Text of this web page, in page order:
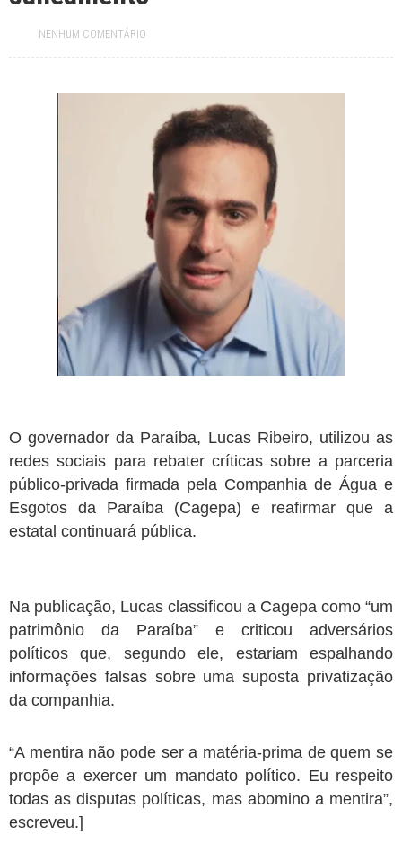
Paraíba tem mais de 320 vagas abertas em concursos públicos;
oportunidades incluem Mãe d’Água, Conceição e Assunção
Pedra da Boca vira passarela para desfile de moda autoral na Paraíba
Reis e Rainhas do forró serão homenageados no São Pedro de Caiçara
ExpoSerra Araruna 2026 acontecerá de 10 a 12 de julho
Educação de Araruna alcança avanço histórico no IDEB 2025 e reafirma
compromisso com a qualidade do ensino
NENHUM COMENTÁRIO
O governador da Paraíba, Lucas Ribeiro, utilizou as
redes sociais para rebater críticas sobre a parceria
público-privada firmada pela Companhia de Água e
Esgotos da Paraíba (Cagepa) e reafirmar que a
estatal continuará pública.
Na publicação, Lucas classificou a Cagepa como “um
patrimônio da Paraíba” e criticou adversários
políticos que, segundo ele, estariam espalhando
informações falsas sobre uma suposta privatização
da companhia.
“A mentira não pode ser a matéria-prima de quem se
propõe a exercer um mandato político. Eu respeito
todas as disputas políticas, mas abomino a mentira”,
escreveu.]